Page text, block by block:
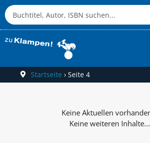
Startseite › Seite 4
Keine weiteren Inhalte...